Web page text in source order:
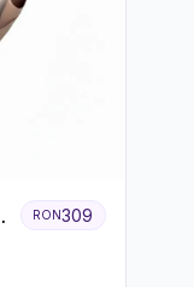
RON309